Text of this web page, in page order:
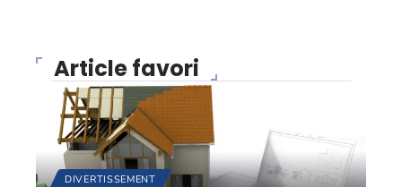
Article favori
DIVERTISSEMENT